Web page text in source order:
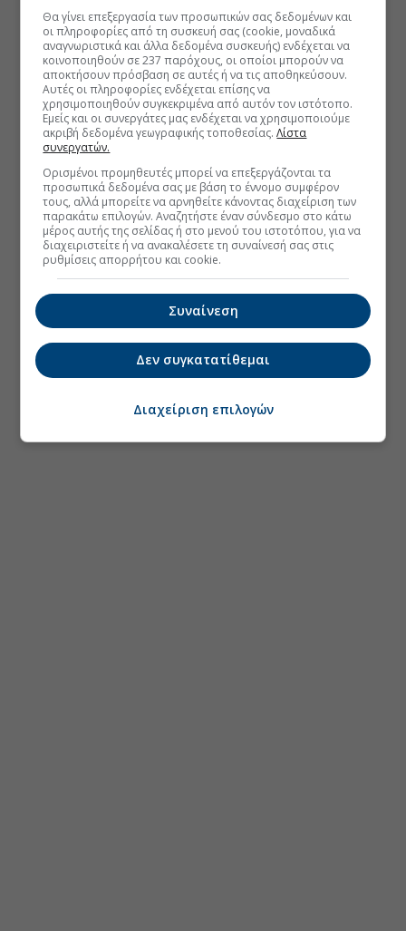
Θα γίνει επεξεργασία των προσωπικών σας δεδομένων και
οι πληροφορίες από τη συσκευή σας (cookie, μοναδικά
αναγνωριστικά και άλλα δεδομένα συσκευής) ενδέχεται να
κοινοποιηθούν σε 237 παρόχους, οι οποίοι μπορούν να
αποκτήσουν πρόσβαση σε αυτές ή να τις αποθηκεύσουν.
Αυτές οι πληροφορίες ενδέχεται επίσης να
χρησιμοποιηθούν συγκεκριμένα από αυτόν τον ιστότοπο.
Εμείς και οι συνεργάτες μας ενδέχεται να χρησιμοποιούμε
ακριβή δεδομένα γεωγραφικής τοποθεσίας.Λίστα
συνεργατών.
Ορισμένοι προμηθευτές μπορεί να επεξεργάζονται τα
προσωπικά δεδομένα σας με βάση το έννομο συμφέρον
τους, αλλά μπορείτε να αρνηθείτε κάνοντας διαχείριση των
παρακάτω επιλογών. Αναζητήστε έναν σύνδεσμο στο κάτω
μέρος αυτής της σελίδας ή στο μενού του ιστοτόπου, για να
διαχειριστείτε ή να ανακαλέσετε τη συναίνεσή σας στις
ρυθμίσεις απορρήτου και cookie.
Συναίνεση
Δεν συγκατατίθεμαι
Διαχείριση επιλογών